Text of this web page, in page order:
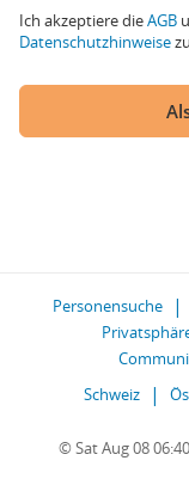
Ich akzeptiere dieAGB
Datenschutzhinweise
Personensuche
Schweiz
© Sat Aug 08